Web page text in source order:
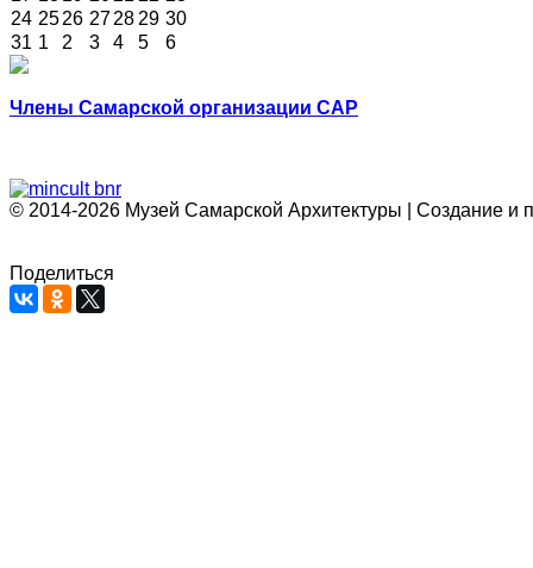
24 2526 2728 29 30
31 1 2 3 4 5 6
Члены Самарской организации САР
© 2014-2026 Музей Самарской Архитектуры | Создание и
Поделиться